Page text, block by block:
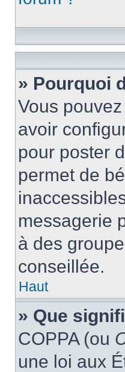
» Pourquoi
Vous
avoir
pour poster
permet de
messagerie
à des
conseillée.
Haut
» Que
COPPA (ou
une loi aux